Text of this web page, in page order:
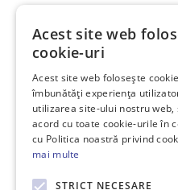
Cum vând la licitație?
Link-uri utile
Informații utile vizionare
Contact
Soluționarea Online a litigiilor
ANCP
Acest site web
cookie-uri
Acest site web folosește
îmbunătăți experiența
utilizarea site-ului nostru web,
acord cu toate cookie-urile în
cu Politica noastră privind
mai multe
STRICT NECESARE